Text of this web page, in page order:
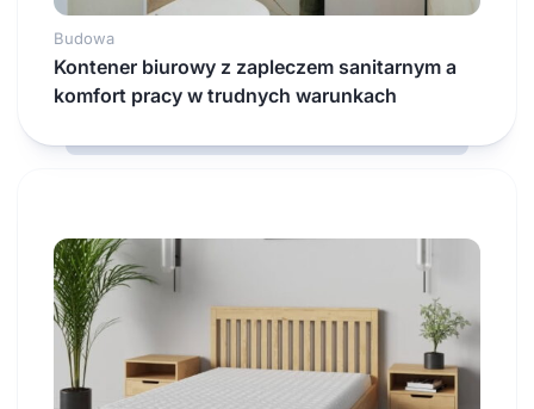
Budowa
Kontener biurowy z zapleczem sanitarnym a
komfort pracy w trudnych warunkach